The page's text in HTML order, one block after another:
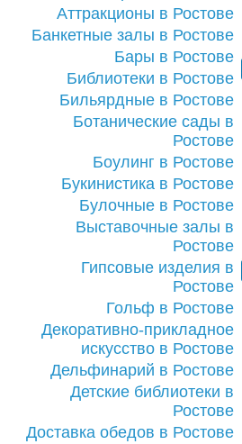
Аттракционы в Ростове
Банкетные залы в Ростове
Бары в Ростове
Библиотеки в Ростове
Бильярдные в Ростове
Ботанические сады в
Ростове
Боулинг в Ростове
Букинистика в Ростове
Булочные в Ростове
Выставочные залы в
Ростове
Гипсовые изделия в
Ростове
Гольф в Ростове
Декоративно-прикладное
искусство в Ростове
Дельфинарий в Ростове
Детские библиотеки в
Ростове
Доставка обедов в Ростове